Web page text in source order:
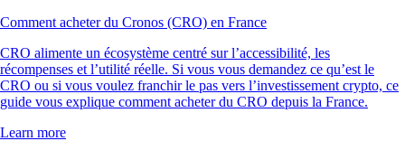
Comment acheter du Cronos (CRO) en France
CRO alimente un écosystème centré sur l’accessibilité, les
récompenses et l’utilité réelle. Si vous vous demandez ce qu’est le
CRO ou si vous voulez franchir le pas vers l’investissement crypto, ce
guide vous explique comment acheter du CRO depuis la France.
Learn more